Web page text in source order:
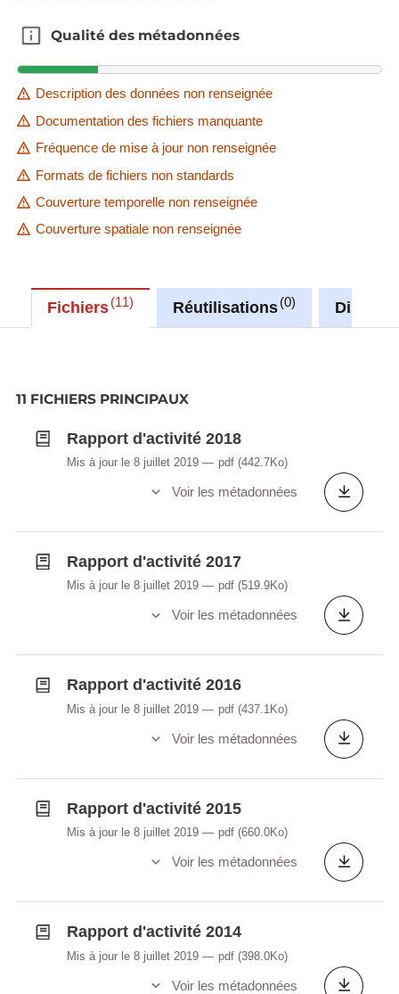
Qualité des métadonnées
Qualité des métadonnées
Description des données non renseignée
Documentation des fichiers manquante
Fréquence de mise à jour non renseignée
Formats de fichiers non standards
Couverture temporelle non renseignée
Couverture spatiale non renseignée
Fichiers 11 Réutilisations 0
11 FICHIERS PRINCIPAUX
Rapport d'activité 2018
Mis à jour le 8 juillet 2019 pdf (442.7Ko)
Voir les métadonnées
Rapport d'activité 2017
Mis à jour le 8 juillet 2019 pdf (519.9Ko)
Voir les métadonnées
Rapport d'activité 2016
Mis à jour le 8 juillet 2019 pdf (437.1Ko)
Voir les métadonnées
Rapport d'activité 2015
Mis à jour le 8 juillet 2019 pdf (660.0Ko)
Voir les métadonnées
Rapport d'activité 2014
Mis à jour le 8 juillet 2019 pdf (398.0Ko)
Voir les métadonnées